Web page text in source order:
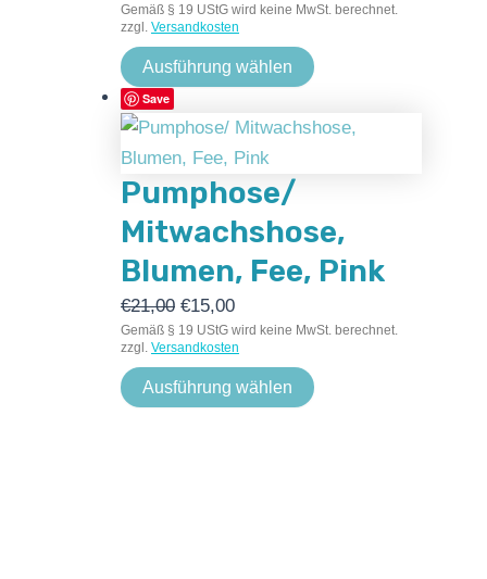
Gemäß § 19 UStG wird keine MwSt. berechnet.
zzgl. Versandkosten
Ausführung wählen
Save
Pumphose/
Mitwachshose,
Blumen, Fee, Pink
€21,00 €15,00
Gemäß § 19 UStG wird keine MwSt. berechnet.
zzgl. Versandkosten
Ausführung wählen